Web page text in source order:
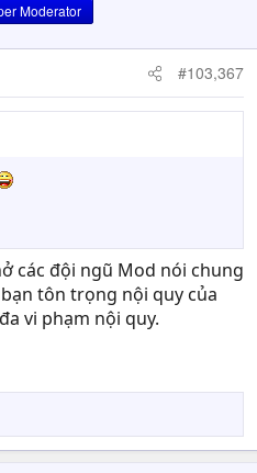
Moderator
#103,367
các đội ngũ Mod nói chung
tôn trọng nội quy của
vi phạm nội quy.